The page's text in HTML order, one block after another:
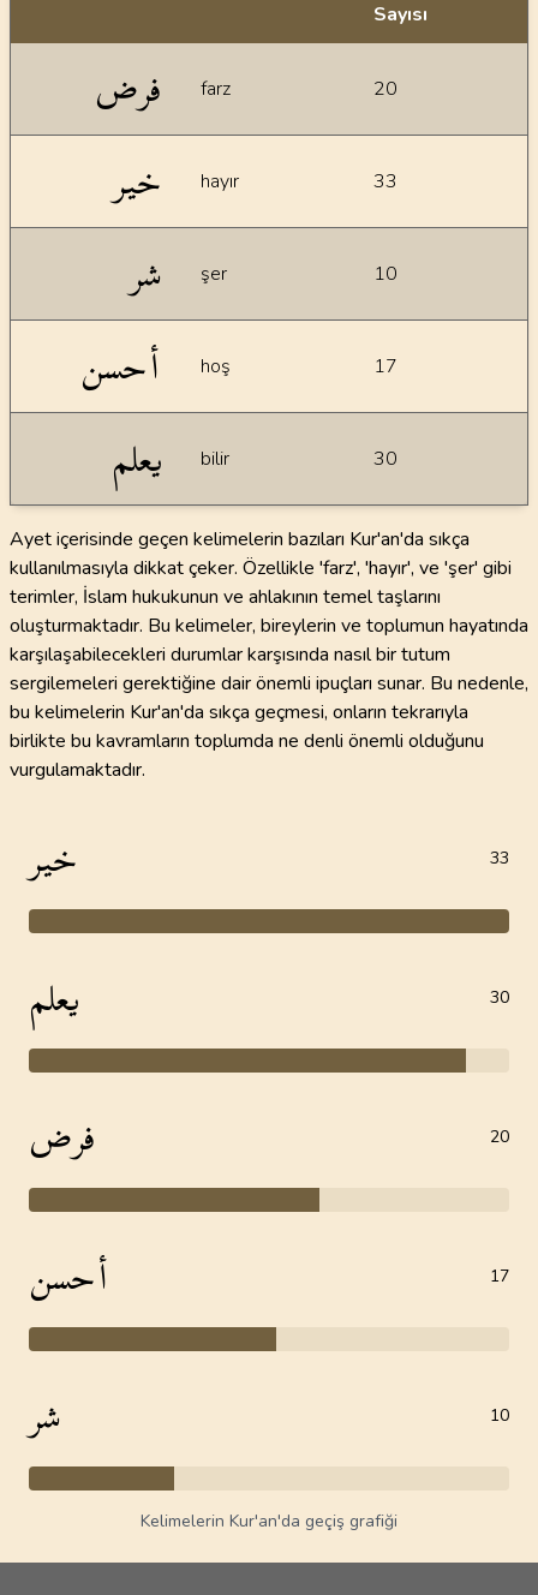
Sayısı
فرض farz 20
خير hayır 33
شر şer 10
أحسن hoş 17
يعلم bilir 30
Ayet içerisinde geçen kelimelerin bazıları Kur'an'da sıkça
kullanılmasıyla dikkat çeker. Özellikle 'farz', 'hayır', ve 'şer' gibi
terimler, İslam hukukunun ve ahlakının temel taşlarını
oluşturmaktadır. Bu kelimeler, bireylerin ve toplumun hayatında
karşılaşabilecekleri durumlar karşısında nasıl bir tutum
sergilemeleri gerektiğine dair önemli ipuçları sunar. Bu nedenle,
bu kelimelerin Kur'an'da sıkça geçmesi, onların tekrarıyla
birlikte bu kavramların toplumda ne denli önemli olduğunu
vurgulamaktadır.
خير 33
يعلم 30
فرض 20
أحسن 17
شر 10
Kelimelerin Kur'an'da geçiş grafiği